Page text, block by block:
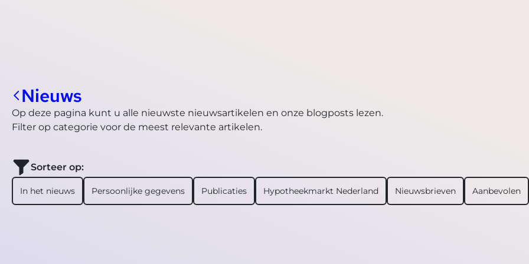
Nieuws
Op deze pagina kunt u alle nieuwste nieuwsartikelen en onze blogposts lezen.
Filter op categorie voor de meest relevante artikelen.
Sorteer op:
In het nieuws Persoonlijke gegevens Publicaties Hypotheekmarkt Nederland Nieuwsbrieven Aanbevolen